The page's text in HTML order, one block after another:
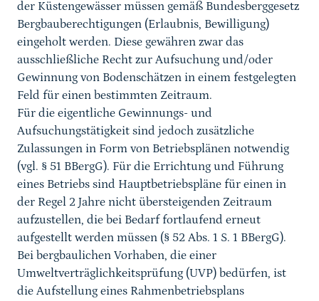
der Küstengewässer müssen gemäß Bundesberggesetz
Bergbauberechtigungen (Erlaubnis, Bewilligung)
eingeholt werden. Diese gewähren zwar das
ausschließliche Recht zur Aufsuchung und/oder
Gewinnung von Bodenschätzen in einem festgelegten
Feld für einen bestimmten Zeitraum.
Für die eigentliche Gewinnungs- und
Aufsuchungstätigkeit sind jedoch zusätzliche
Zulassungen in Form von Betriebsplänen notwendig
(vgl. § 51 BBergG). Für die Errichtung und Führung
eines Betriebs sind Hauptbetriebspläne für einen in
der Regel 2 Jahre nicht übersteigenden Zeitraum
aufzustellen, die bei Bedarf fortlaufend erneut
aufgestellt werden müssen (§ 52 Abs. 1 S. 1 BBergG).
Bei bergbaulichen Vorhaben, die einer
Umweltverträglichkeitsprüfung (UVP) bedürfen, ist
die Aufstellung eines Rahmenbetriebsplans